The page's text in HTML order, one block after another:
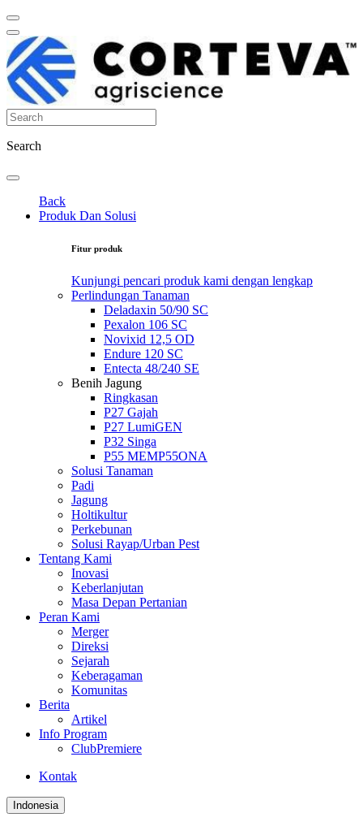
Search
Back
Produk Dan Solusi
Fitur produk
Kunjungi pencari produk kami dengan lengkap
Perlindungan Tanaman
Deladaxin 50/90 SC
Pexalon 106 SC
Novixid 12,5 OD
Endure 120 SC
Entecta 48/240 SE
Benih Jagung
Ringkasan
P27 Gajah
P27 LumiGEN
P32 Singa
P55 MEMP55ONA
Solusi Tanaman
Padi
Jagung
Holtikultur
Perkebunan
Solusi Rayap/Urban Pest
Tentang Kami
Inovasi
Keberlanjutan
Masa Depan Pertanian
Peran Kami
Merger
Direksi
Sejarah
Keberagaman
Komunitas
Berita
Artikel
Info Program
ClubPremiere
Kontak
Indonesia